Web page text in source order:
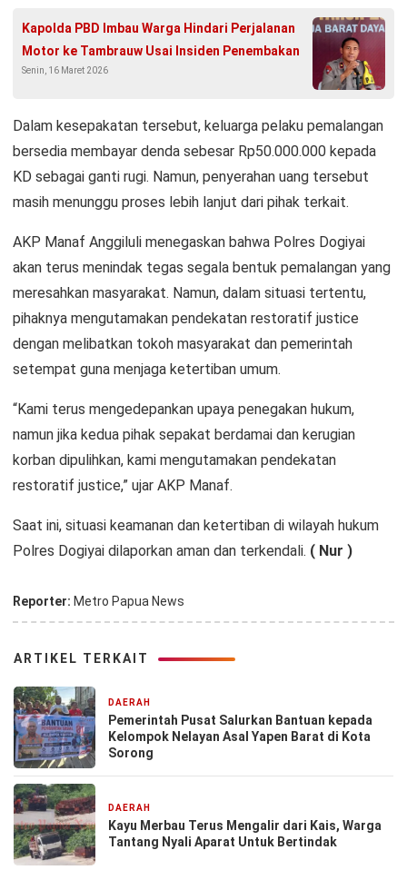
Kapolda PBD Imbau Warga Hindari Perjalanan
Motor ke Tambrauw Usai Insiden Penembakan
Senin, 16 Maret 2026
Dalam kesepakatan tersebut, keluarga pelaku pemalangan
bersedia membayar denda sebesar Rp50.000.000 kepada
KD sebagai ganti rugi. Namun, penyerahan uang tersebut
masih menunggu proses lebih lanjut dari pihak terkait.
AKP Manaf Anggiluli menegaskan bahwa Polres Dogiyai
akan terus menindak tegas segala bentuk pemalangan yang
meresahkan masyarakat. Namun, dalam situasi tertentu,
pihaknya mengutamakan pendekatan restoratif justice
dengan melibatkan tokoh masyarakat dan pemerintah
setempat guna menjaga ketertiban umum.
“Kami terus mengedepankan upaya penegakan hukum,
namun jika kedua pihak sepakat berdamai dan kerugian
korban dipulihkan, kami mengutamakan pendekatan
restoratif justice,” ujar AKP Manaf.
Saat ini, situasi keamanan dan ketertiban di wilayah hukum
Polres Dogiyai dilaporkan aman dan terkendali. ( Nur )
Reporter: Metro Papua News
ARTIKEL TERKAIT
DAERAH
Pemerintah Pusat Salurkan Bantuan kepada
Kelompok Nelayan Asal Yapen Barat di Kota
Sorong
DAERAH
Kayu Merbau Terus Mengalir dari Kais, Warga
Tantang Nyali Aparat Untuk Bertindak